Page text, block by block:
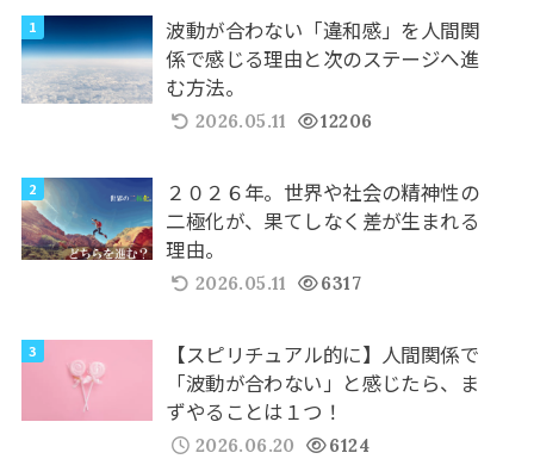
波動が合わない「違和感」を人間関
係で感じる理由と次のステージへ進
む方法。
2026.05.11 12206
２０２６年。世界や社会の精神性の
二極化が、果てしなく差が生まれる
理由。
2026.05.11 6317
【スピリチュアル的に】人間関係で
「波動が合わない」と感じたら、ま
ずやることは１つ！
2026.06.20 6124